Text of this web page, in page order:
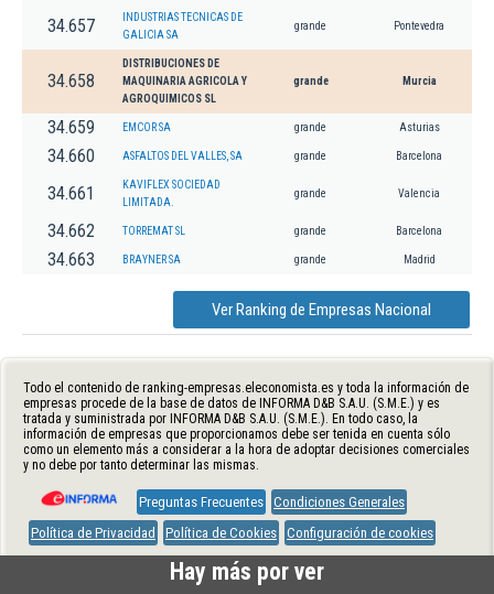
34.657
INDUSTRIAS TECNICAS DE
GALICIA SA
grande Pontevedra
34.658
DISTRIBUCIONES DE
MAQUINARIA AGRICOLA Y
AGROQUIMICOS SL
grande Murcia
34.659 EMCOR SA grande Asturias
34.660 ASFALTOS DEL VALLES, SA grande Barcelona
34.661
KAVIFLEX SOCIEDAD
LIMITADA.
grande Valencia
34.662 TORREMAT SL grande Barcelona
34.663 BRAYNER SA grande Madrid
Ver Ranking de Empresas Nacional
Todo el contenido de ranking-empresas.eleconomista.es y toda la información de
empresas procede de la base de datos de INFORMA D&B S.A.U. (S.M.E.) y es
tratada y suministrada por INFORMA D&B S.A.U. (S.M.E.). En todo caso, la
información de empresas que proporcionamos debe ser tenida en cuenta sólo
como un elemento más a considerar a la hora de adoptar decisiones comerciales
y no debe por tanto determinar las mismas.
Preguntas Frecuentes Condiciones Generales
Política de Privacidad
Política de Cookies Configuración de cookies
Hay más por ver